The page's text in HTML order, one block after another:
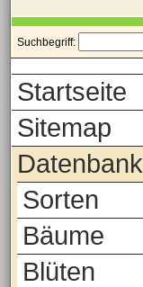
Suchbegriff:
Startseite
Sitemap
Datenbank
Sorten
Bäume
Blüten